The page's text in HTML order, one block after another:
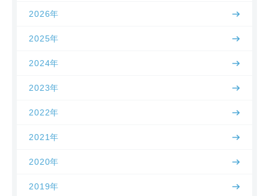
2026年
2025年
2024年
2023年
2022年
2021年
2020年
2019年